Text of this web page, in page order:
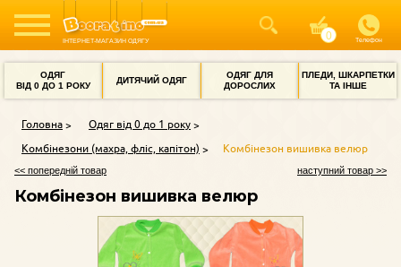
ІНТЕРНЕТ-МАГАЗИН ОДЯГУ Телефон
ОДЯГ
ВІД 0 ДО 1 РОКУ
ДИТЯЧИЙ ОДЯГ
ОДЯГ ДЛЯ
ДОРОСЛИХ
ПЛЕДИ, ШКАРПЕТКИ
ТА ІНШЕ
Головна
Одяг від 0 до 1 року
Комбінезони (махра, фліс, капітон)
Комбінезон вишивка велюр
<< попередній товар наступний товар >>
Комбінезон вишивка велюр